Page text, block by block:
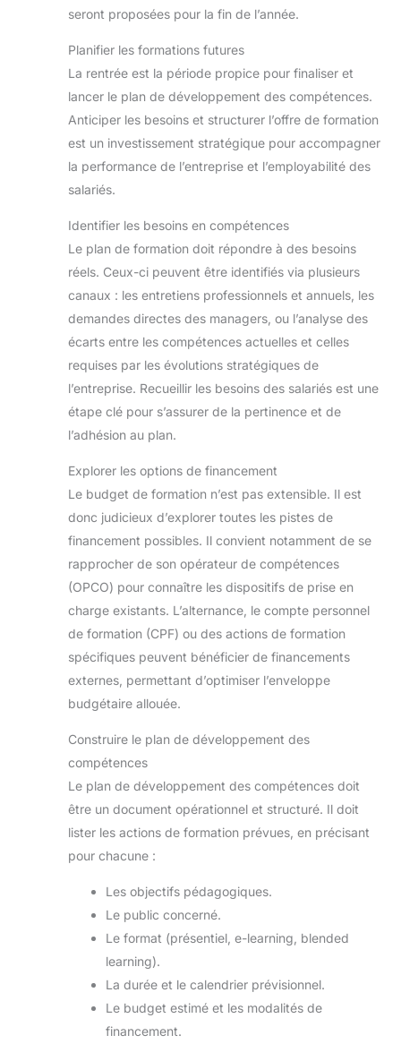
seront proposées pour la fin de l’année.
Planifier les formations futures
La rentrée est la période propice pour finaliser et
lancer le plan de développement des compétences.
Anticiper les besoins et structurer l’offre de formation
est un investissement stratégique pour accompagner
la performance de l’entreprise et l’employabilité des
salariés.
Identifier les besoins en compétences
Le plan de formation doit répondre à des besoins
réels. Ceux-ci peuvent être identifiés via plusieurs
canaux : les entretiens professionnels et annuels, les
demandes directes des managers, ou l’analyse des
écarts entre les compétences actuelles et celles
requises par les évolutions stratégiques de
l’entreprise. Recueillir les besoins des salariés est une
étape clé pour s’assurer de la pertinence et de
l’adhésion au plan.
Explorer les options de financement
Le budget de formation n’est pas extensible. Il est
donc judicieux d’explorer toutes les pistes de
financement possibles. Il convient notamment de se
rapprocher de son opérateur de compétences
(OPCO) pour connaître les dispositifs de prise en
charge existants. L’alternance, le compte personnel
de formation (CPF) ou des actions de formation
spécifiques peuvent bénéficier de financements
externes, permettant d’optimiser l’enveloppe
budgétaire allouée.
Construire le plan de développement des
compétences
Le plan de développement des compétences doit
être un document opérationnel et structuré. Il doit
lister les actions de formation prévues, en précisant
pour chacune :
Les objectifs pédagogiques.
Le public concerné.
Le format (présentiel, e-learning, blended
learning).
La durée et le calendrier prévisionnel.
Le budget estimé et les modalités de
financement.